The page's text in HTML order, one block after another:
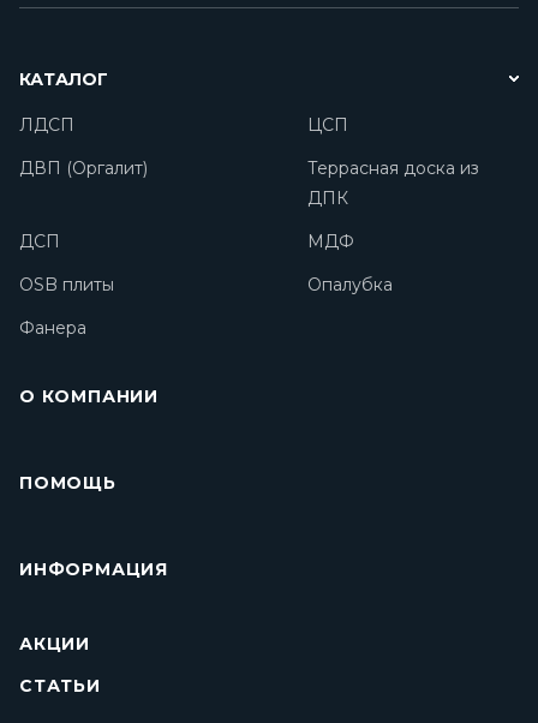
КАТАЛОГ
ЛДСП
ЦСП
ДВП (Оргалит)
Террасная доска из
ДПК
ДСП
МДФ
OSB плиты
Опалубка
Фанера
О КОМПАНИИ
ПОМОЩЬ
ИНФОРМАЦИЯ
АКЦИИ
СТАТЬИ